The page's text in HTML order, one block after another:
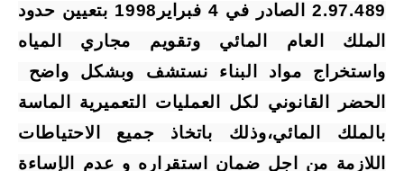
2.97.489 الصادر في 4 فبراير1998 بتعيين حدود
الملك العام المائي وتقويم مجاري المياه
واستخراج مواد البناء نستشف وبشكل واضح
الحضر القانوني لكل العمليات التعميرية الماسة
بالملك المائي،وذلك باتخاذ جميع الاحتياطات
اللازمة من اجل ضمان استقراره و عدم الإساءة